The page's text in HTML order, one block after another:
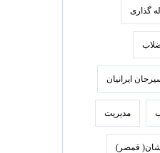
گذاری
ايرانيان
مدیریت